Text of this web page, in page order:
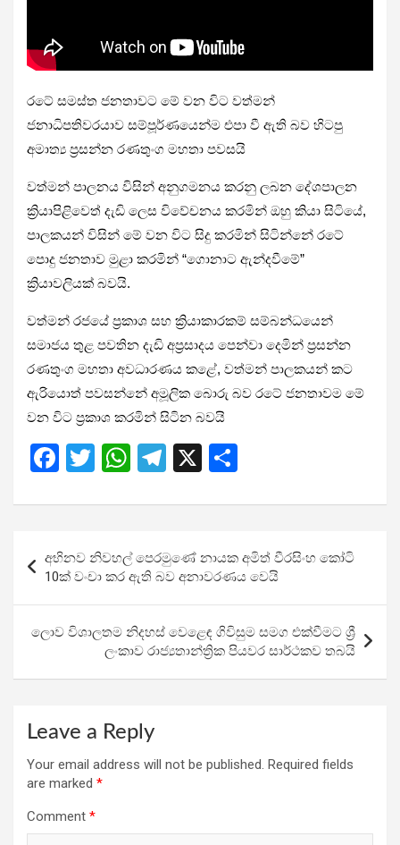
රටේ සමස්ත ජනතාවට මේ වන විට වත්මන්
ජනාධිපතිවරයාව සම්පූර්ණයෙන්ම එපා වී ඇති බව හිටපු
අමාත්‍ය ප්‍රසන්න රණතුංග මහතා පවසයි
වත්මන් පාලනය විසින් අනුගමනය කරනු ලබන දේශපාලන
ක්‍රියාපිළිවෙත් දැඩි ලෙස විවේචනය කරමින් ඔහු කියා සිටියේ,
පාලකයන් විසින් මේ වන විට සිදු කරමින් සිටින්නේ රටේ
පොදු ජනතාව මුළා කරමින් “ගොනාට ඇන්දවීමේ”
ක්‍රියාවලියක් බවයි.
වත්මන් රජයේ ප්‍රකාශ සහ ක්‍රියාකාරකම් සම්බන්ධයෙන්
සමාජය තුළ පවතින දැඩි අප්‍රසාදය පෙන්වා දෙමින් ප්‍රසන්න
රණතුංග මහතා අවධාරණය කළේ, වත්මන් පාලකයන් කට
ඇරියොත් පවසන්නේ අමූලික බොරු බව රටේ ජනතාවම මේ
වන විට ප්‍රකාශ කරමින් සිටින බවයි
F
ce
b
o
o
k
T
tt
er
W
at
s
A
p
p
T
e
gr
a
m
X
ar
navigation
අභි­නව නිව­හල් පෙර­මුණේ නායක අමිත් වීර­සිංහ කෝටි
10ක් වංචා කර ඇති බව අනාවරණය වෙයි
ලොව විශාලතම නිදහස් වෙළෙඳ ගිවිසුම සමග එක්වීමට ශ්‍රී
ලංකාව රාජ්‍යතාන්ත්‍රික පියවර සාර්ථකව තබයි
Leave a Reply
Your email address will not be published. Required fields
are marked *
Comment *